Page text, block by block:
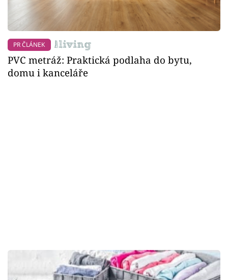
PR ČLÁNEK
PVC metráž: Praktická podlaha do bytu,
domu i kanceláře